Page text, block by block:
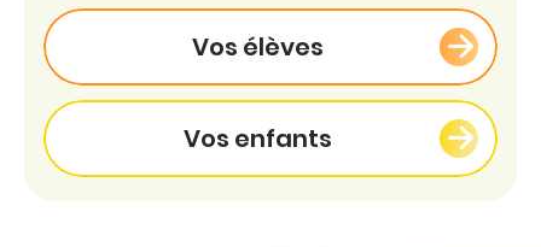
Vos élèves
Vos enfants